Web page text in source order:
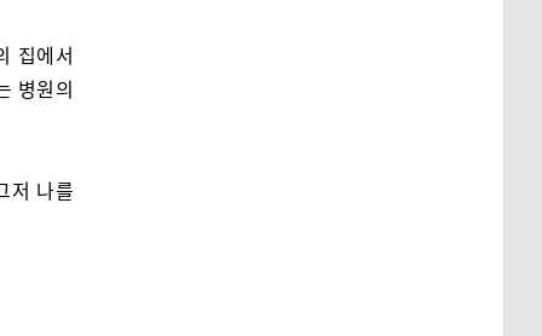
집에서
병원의
저 나를